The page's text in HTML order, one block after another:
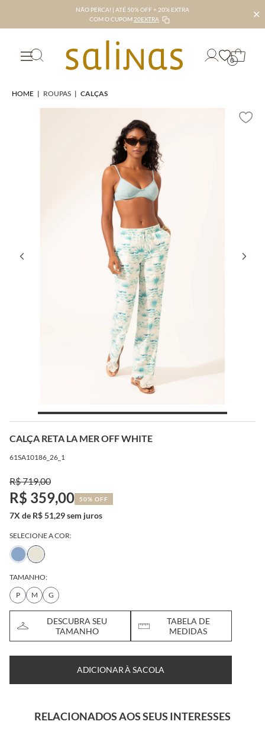
NÃO PERCA! | ATÉ 50% OFF + 20% EXTRA
COM O CUPOM 20EXTRA ✕
0
HOME | ROUPAS | CALÇAS
CALÇA RETA LA MER OFF WHITE
61SA10186_26_1
R$ 719,00
R$ 359,00 50% OFF
7X de R$ 51,29 sem juros
SELECIONE A COR:
TAMANHO:
P
M G
DESCUBRA SEU
TAMANHO
TABELA DE
MEDIDAS
ADICIONAR À SACOLA
RELACIONADOS AOS SEUS INTERESSES